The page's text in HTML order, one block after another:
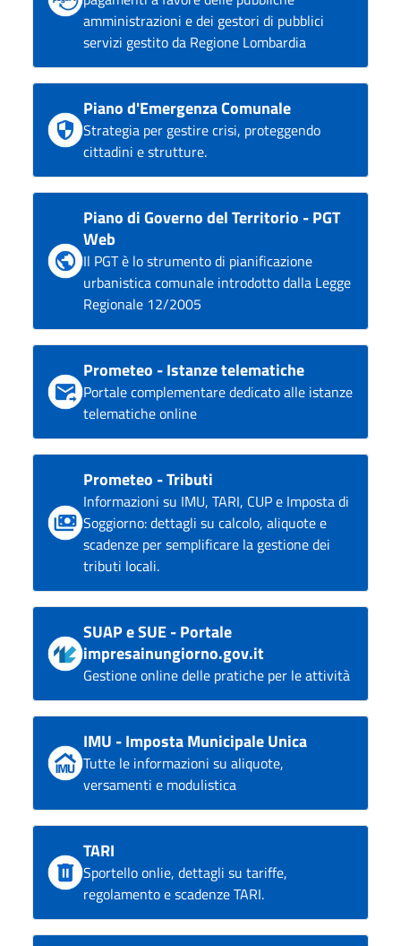
amministrazioni e dei gestori di pubblici
servizi gestito da Regione Lombardia
Piano d'Emergenza Comunale
Strategia per gestire crisi, proteggendo
cittadini e strutture.
Piano di Governo del Territorio - PGT
Web
Il PGT è lo strumento di pianificazione
urbanistica comunale introdotto dalla Legge
Regionale 12/2005
Prometeo - Istanze telematiche
Portale complementare dedicato alle istanze
telematiche online
Prometeo - Tributi
Informazioni su IMU, TARI, CUP e Imposta di
Soggiorno: dettagli su calcolo, aliquote e
scadenze per semplificare la gestione dei
tributi locali.
SUAP e SUE - Portale
impresainungiorno.gov.it
Gestione online delle pratiche per le attività
IMU - Imposta Municipale Unica
Tutte le informazioni su aliquote,
versamenti e modulistica
TARI
Sportello onlie, dettagli su tariffe,
regolamento e scadenze TARI.